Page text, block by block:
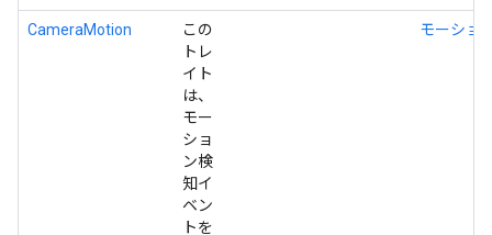
CameraMotion
この
トレ
イト
は、
モー
ショ
ン検
知イ
ベン
トを
モーショ